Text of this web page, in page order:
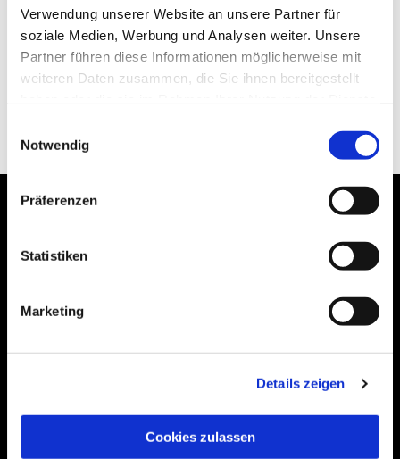
Verwendung unserer Website an unsere Partner für
soziale Medien, Werbung und Analysen weiter. Unsere
Partner führen diese Informationen möglicherweise mit
weiteren Daten zusammen, die Sie ihnen bereitgestellt
Notwendig
Präferenzen
Statistiken
Marketing
Details zeigen
Cookies zulassen
Bitte akzeptieren Sie Marketing-Cookies,
Accept cookies